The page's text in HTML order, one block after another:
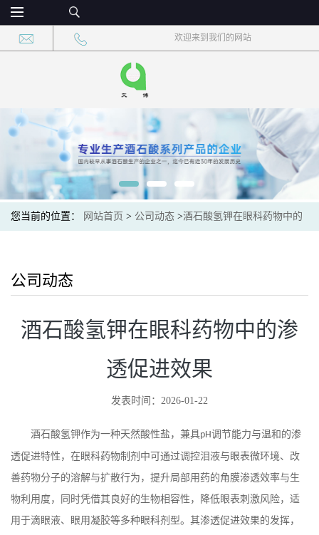
欢迎来到我们的网站
您当前的位置： 网站首页 > 公司动态 >酒石酸氢钾在眼科药物中的
公司动态
酒石酸氢钾在眼科药物中的渗
透促进效果
发表时间：2026-01-22
酒石酸氢钾作为一种天然酸性盐，兼具pH调节能力与温和的渗
透促进特性，在眼科药物制剂中可通过调控泪液与眼表微环境、改
善药物分子的溶解与扩散行为，提升局部用药的角膜渗透效率与生
物利用度，同时凭借其良好的生物相容性，降低眼表刺激风险，适
用于滴眼液、眼用凝胶等多种眼科剂型。其渗透促进效果的发挥，